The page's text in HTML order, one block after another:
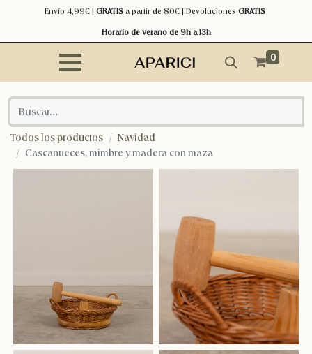
Envío 4,99€ | GRATISa partir de 80€ | Devoluciones GRATIS
Horario de verano de 9h a 13h
0
Todos los productos
Navidad
Cascanueces, mimbre y madera con maza